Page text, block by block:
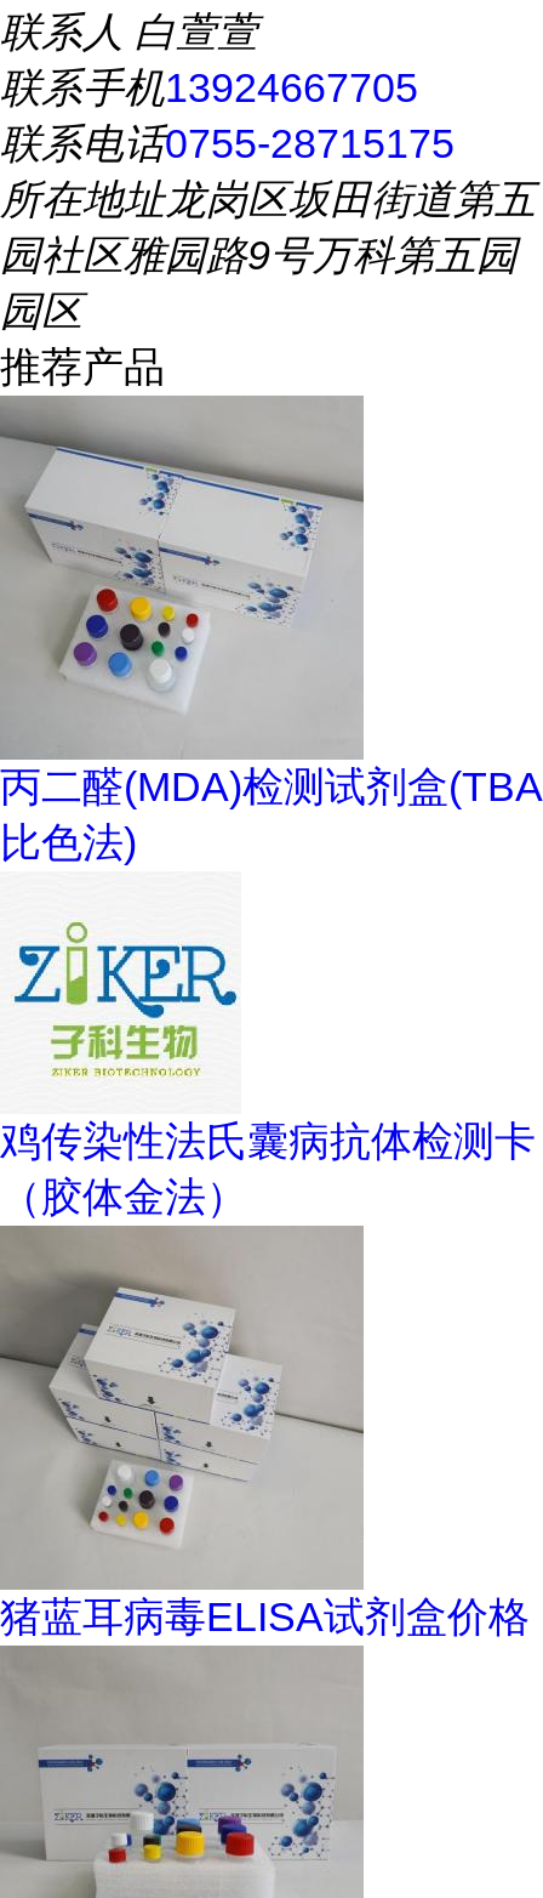
联系人 白萱萱
联系手机13924667705
联系电话0755-28715175
所在地址龙岗区坂田街道第五
园社区雅园路9号万科第五园
园区
推荐产品
丙二醛(MDA)检测试剂盒(TBA
比色法)
鸡传染性法氏囊病抗体检测卡
（胶体金法）
猪蓝耳病毒ELISA试剂盒价格